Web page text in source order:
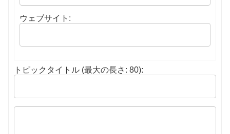
ウェブサイト:
トピックタイトル (最大の長さ: 80):